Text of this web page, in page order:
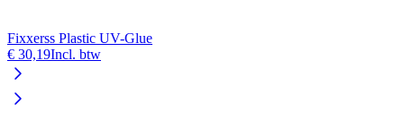
Fixxerss Plastic UV-Glue
€ 30,19Incl. btw